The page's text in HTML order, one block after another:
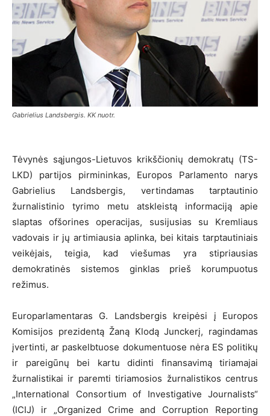
Gabrielius Landsbergis. KK nuotr.
Tėvynės sąjungos-Lietuvos krikščionių demokratų (TS-
LKD) partijos pirmininkas, Europos Parlamento narys
Gabrielius Landsbergis, vertindamas tarptautinio
žurnalistinio tyrimo metu atskleistą informaciją apie
slaptas ofšorines operacijas, susijusias su Kremliaus
vadovais ir jų artimiausia aplinka, bei kitais tarptautiniais
veikėjais, teigia, kad viešumas yra stipriausias
demokratinės sistemos ginklas prieš korumpuotus
režimus.
Europarlamentaras G. Landsbergis kreipėsi į Europos
Komisijos prezidentą Žaną Klodą Junckerį, ragindamas
įvertinti, ar paskelbtuose dokumentuose nėra ES politikų
ir pareigūnų bei kartu didinti finansavimą tiriamajai
žurnalistikai ir paremti tiriamosios žurnalistikos centrus
„International Consortium of Investigative Journalists“
(ICIJ) ir „Organized Crime and Corruption Reporting